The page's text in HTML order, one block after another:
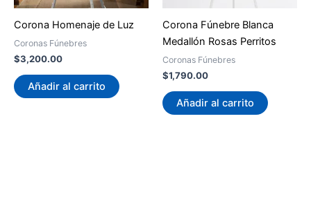
Corona Homenaje de Luz
Coronas Fúnebres
$3,200.00
Añadir al carrito
Corona Fúnebre Blanca
Medallón Rosas Perritos
Coronas Fúnebres
$1,790.00
Añadir al carrito